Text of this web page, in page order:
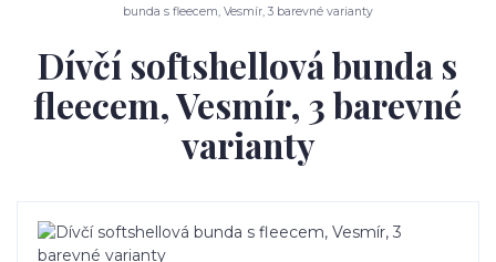
bunda s fleecem, Vesmír, 3 barevné varianty
Dívčí softshellová bunda s
fleecem, Vesmír, 3 barevné
varianty